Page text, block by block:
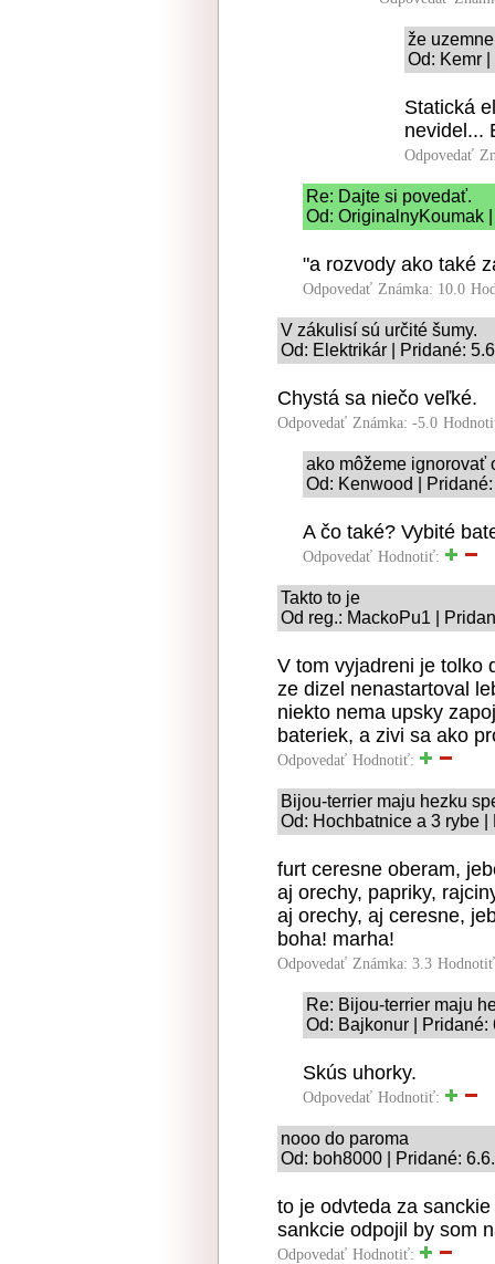
že
Od: Kemr
Statická
nevidel...
Odpovedať
Re: Dajte si povedať.
Od: OriginalnyKoumak
"a rozvody ako také
Odpovedať Známka: 10.0
V zákulisí sú určité šumy.
Od: Elektrikár | Pridané:
Chystá sa niečo veľké.
Odpovedať Známka: -5.0
ako môžeme ignorovať
Od: Kenwood |
A čo také? Vybité
Odpovedať Hodnotiť:
Takto to je
Od reg.: MackoPu1 |
V tom vyjadreni je tolko
ze dizel nenastartoval
niekto nema upsky
bateriek, a zivi sa ako
Odpovedať Hodnotiť:
Bijou-terrier maju hezku
Od: Hochbatnice a 3 rybe
furt ceresne oberam,
aj orechy, papriky,
aj orechy, aj ceresne,
boha! marha!
Odpovedať Známka: 3.3
Re: Bijou-terrier maju
Od: Bajkonur | Pridané:
Skús uhorky.
Odpovedať Hodnotiť:
nooo do paroma
Od: boh8000 | Pridané:
to je odvteda za
sankcie odpojil by som
Odpovedať Hodnotiť: